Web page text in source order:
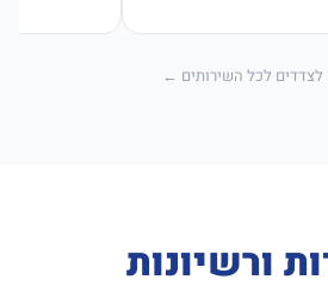
לצדדים לכל השירותים ←
ורשיונות